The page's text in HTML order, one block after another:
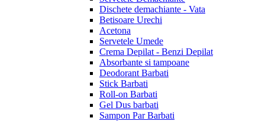
Dischete demachiante - Vata
Betisoare Urechi
Acetona
Servetele Umede
Crema Depilat - Benzi Depilat
Absorbante si tampoane
Deodorant Barbati
Stick Barbati
Roll-on Barbati
Gel Dus barbati
Sampon Par Barbati